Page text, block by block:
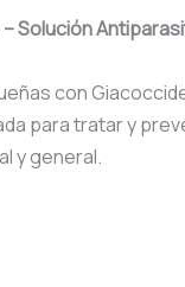
Solución
con
para tratar y
y general.